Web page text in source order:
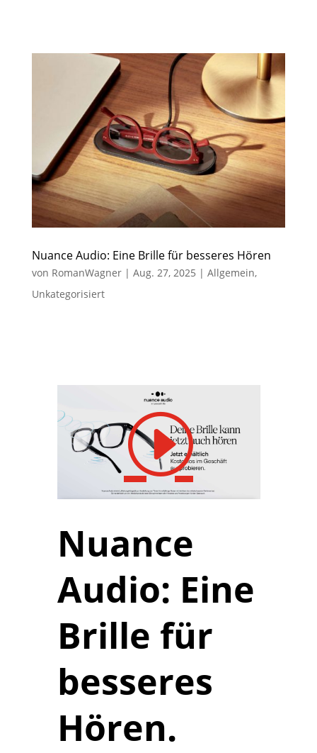
Nuance Audio: Eine Brille für besseres Hören
von RomanWagner| Aug. 27, 2025 | Allgemein,
Unkategorisiert
Nuance
Audio: Eine
Brille für
besseres
Hören.